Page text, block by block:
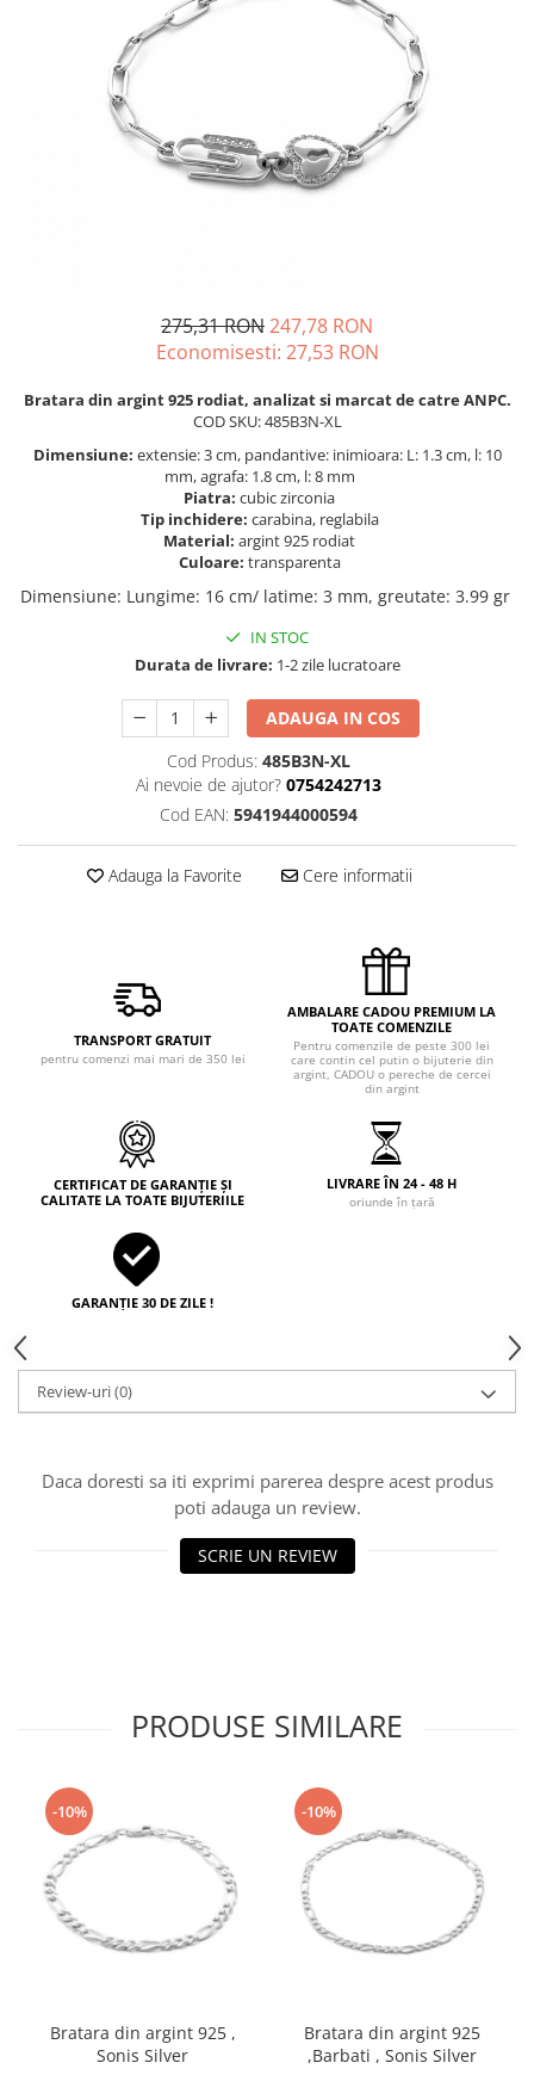
SETURI BIJUTERII
ACE DE CRAVATA
BRATARI PENTRU PICIOR
BRATARA TIP ROZARIU
LANTURI TIP ROZARIU
275,31 RON247,78 RON
Economisesti: 27,53 RON
Bratara din argint 925 rodiat, analizat si marcat de catre ANPC.
COD SKU: 485B3N-XL
Dimensiune: extensie: 3 cm, pandantive: inimioara: L: 1.3 cm, l: 10
mm, agrafa: 1.8 cm, l: 8 mm
Piatra: cubic zirconia
Tip inchidere: carabina, reglabila
Material: argint 925 rodiat
Culoare: transparenta
Dimensiune: Lungime: 16 cm/ latime: 3 mm, greutate: 3.99 gr
IN STOC
Durata de livrare: 1-2 zile lucratoare
ADAUGA IN COS
Cod Produs: 485B3N-XL
Ai nevoie de ajutor? 0754242713
Cod EAN: 5941944000594
Adauga la Favorite Cere informatii
TRANSPORT GRATUIT
pentru comenzi mai mari de 350 lei
AMBALARE CADOU PREMIUM LA
TOATE COMENZILE
Pentru comenzile de peste 300 lei
care contin cel putin o bijuterie din
argint, CADOU o pereche de cercei
din argint
CERTIFICAT DE GARANȚIE ȘI
CALITATE LA TOATE BIJUTERIILE
LIVRARE ÎN 24 - 48 H
oriunde în țară
GARANȚIE 30 DE ZILE !
Review-uri(0)
Daca doresti sa iti exprimi parerea despre acest produs
poti adauga un review.
SCRIE UN REVIEW
PRODUSE SIMILARE
-10%
Bratara din argint 925 ,
Sonis Silver
-10%
Bratara din argint 925
,Barbati , Sonis Silver